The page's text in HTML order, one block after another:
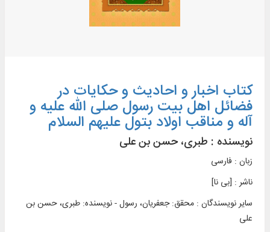
کتاب اخبار و احادیث و حکایات در
فضائل اهل بیت رسول صلی الله علیه و
آله و مناقب اولاد بتول علیهم السلام
نویسنده : طبری، حسن بن علی
زبان : فارسی
ناشر : [بی‌ نا]
سایر نویسندگان : محقق: جعفریان، رسول - نویسنده: طبری، حسن بن
علی